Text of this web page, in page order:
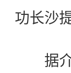
功长沙
据介